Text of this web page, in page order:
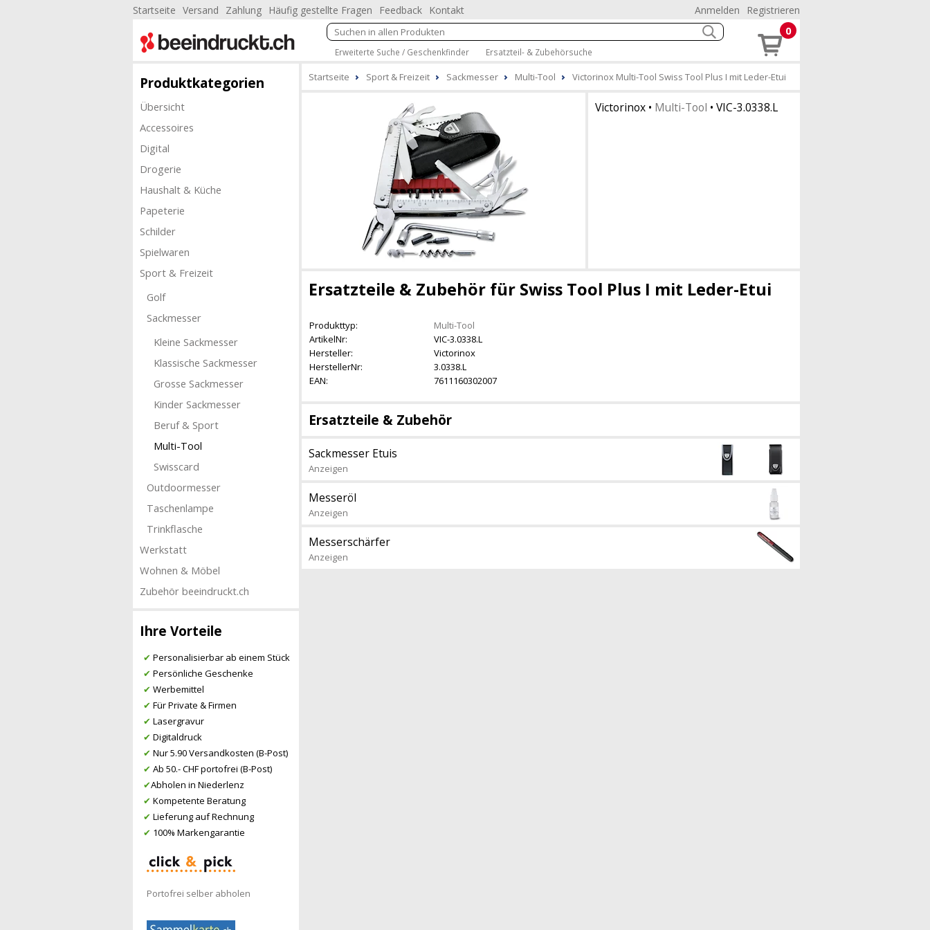
Startseite Versand Zahlung Häufig gestellte Fragen Feedback Kontakt Anmelden Registrieren
Erweiterte Suche / Geschenkfinder Ersatzteil- & Zubehörsuche
0
Produktkategorien
Übersicht
Accessoires
Digital
Drogerie
Haushalt & Küche
Papeterie
Schilder
Spielwaren
Sport & Freizeit
Golf
Sackmesser
Kleine Sackmesser
Klassische Sackmesser
Grosse Sackmesser
Kinder Sackmesser
Beruf & Sport
Multi-Tool
Swisscard
Outdoormesser
Taschenlampe
Trinkflasche
Werkstatt
Wohnen & Möbel
Zubehör beeindruckt.ch
Ihre Vorteile
✔ Personalisierbar ab einem Stück
✔ Persönliche Geschenke
✔ Werbemittel
✔ Für Private & Firmen
✔ Lasergravur
✔ Digitaldruck
✔ Nur 5.90 Versandkosten (B-Post)
✔ Ab 50.- CHF portofrei (B-Post)
✔Abholen in Niederlenz
✔ Kompetente Beratung
✔ Lieferung auf Rechnung
✔ 100% Markengarantie
Portofrei selber abholen
Startseite Sport & Freizeit Sackmesser Multi-Tool Victorinox Multi-Tool Swiss Tool Plus I mit Leder-Etui
Victorinox • Multi-Tool • VIC-3.0338.L
Ersatzteile & Zubehör für Swiss Tool Plus I mit Leder-Etui
Produkttyp:
Multi-Tool
ArtikelNr:
VIC-3.0338.L
Hersteller:
Victorinox
HerstellerNr:
3.0338.L
EAN:
7611160302007
Ersatzteile & Zubehör
Sackmesser Etuis
Anzeigen
Messeröl
Anzeigen
Messerschärfer
Anzeigen